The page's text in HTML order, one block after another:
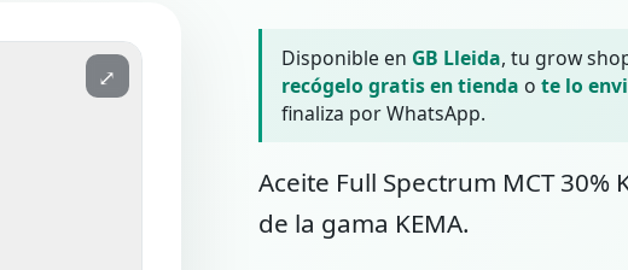
⤢
Disponible en GB Lleida, tu grow
recógelo gratis en tienda o te lo
finaliza por WhatsApp.
Aceite Full Spectrum MCT 30%
de la gama KEMA.